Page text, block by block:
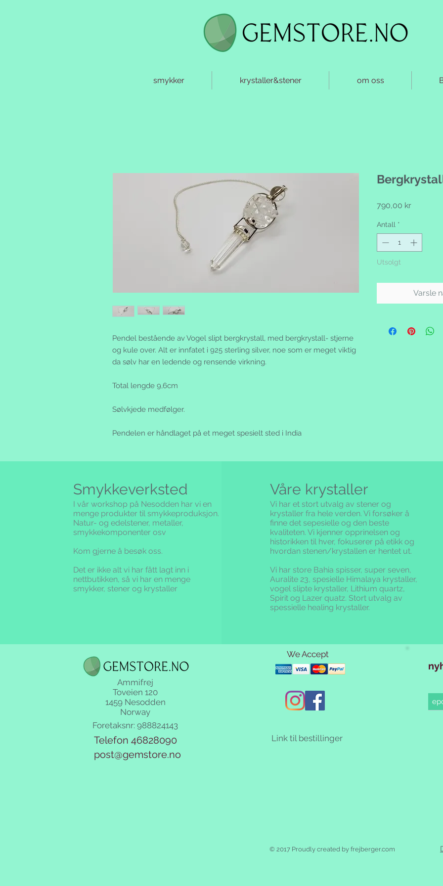
smykker krystaller&stener om oss
Pendel bestående av Vogel slipt bergkrystall, med bergkrystall- stjerne
og kule over. Alt er innfatet i 925 sterling silver, noe som er meget viktig
da sølv har en ledende og rensende virkning.
Total lengde 9,6cm
Sølvkjede medfølger.
Pendelen er håndlaget på et meget spesielt sted i India
790,00 krPris
Antall *
Utsolgt
Varsle
Smykkeverksted
I vår workshop på Nesodden har vi en
menge produkter til smykkeproduksjon.
Natur- og edelstener, metaller,
smykkekomponenter osv
Kom gjerne å besøk oss.
Det er ikke alt vi har fått lagt inn i
nettbutikken,så vi har en menge
smykker, stener og krystaller
Våre krystaller
Vi har et stort utvalg av stener og
krystaller fra hele verden. Vi forsøker å
finne det sepesielle og den beste
kvaliteten. Vi kjenner opprinelsen og
historikken til hver, fokuserer på etikk og
hvordan stenen/krystallen er hentet ut.
Vi har store Bahia spisser, super seven,
Auralite 23, spesielle Himalaya krystaller,
vogel slipte krystaller, Lithium quartz,
Spirit og Lazer quatz. Stort utvalg av
spessielle healing krystaller.
Telefon 46828090
post@gemstore.no
We Accept
Link til bestillinger
Ammifrej
Toveien 120
1459 Nesodden
Norway
Foretaksnr: 988824143
© 2017 Proudly created by frejberger.com